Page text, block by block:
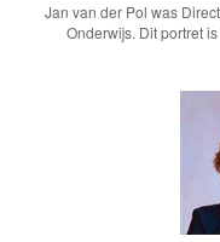
Jan van der Pol was
Onderwijs. Dit portret